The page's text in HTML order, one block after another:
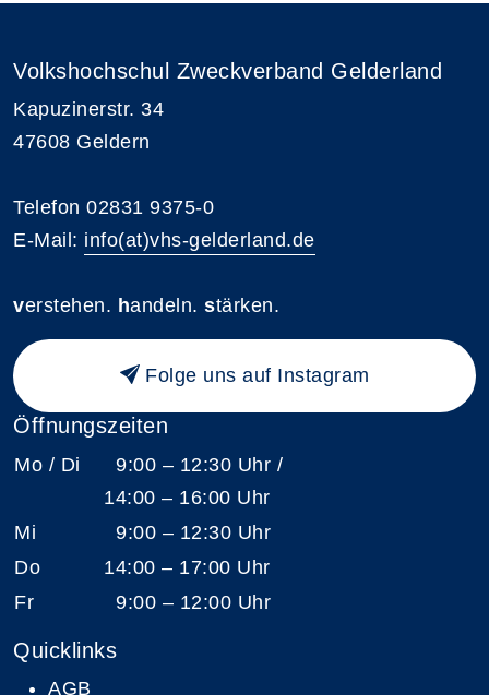
Volkshochschul Zweckverband Gelderland
Kapuzinerstr. 34
47608 Geldern
Telefon 02831 9375-0
E-Mail: info(at)vhs-gelderland.de
verstehen. handeln. stärken.
Folge uns auf Instagram
Öffnungszeiten
Mo / Di
9:00 – 12:30 Uhr /
14:00 – 16:00 Uhr
Mi
9:00 – 12:30 Uhr
Do
14:00 – 17:00 Uhr
Fr
9:00 – 12:00 Uhr
Quicklinks
AGB